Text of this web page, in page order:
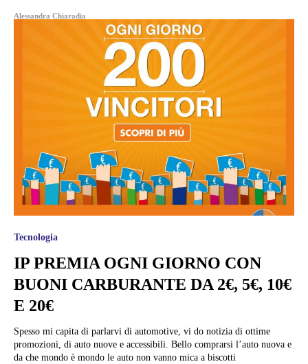
Alessandra Chiaradia
Tecnologia
IP PREMIA OGNI GIORNO CON
BUONI CARBURANTE DA 2€, 5€, 10€
E 20€
Spesso mi capita di parlarvi di automotive, vi do notizia di ottime
promozioni, di auto nuove e accessibili. Bello comprarsi l’auto nuova e
da che mondo è mondo le auto non vanno mica a biscotti